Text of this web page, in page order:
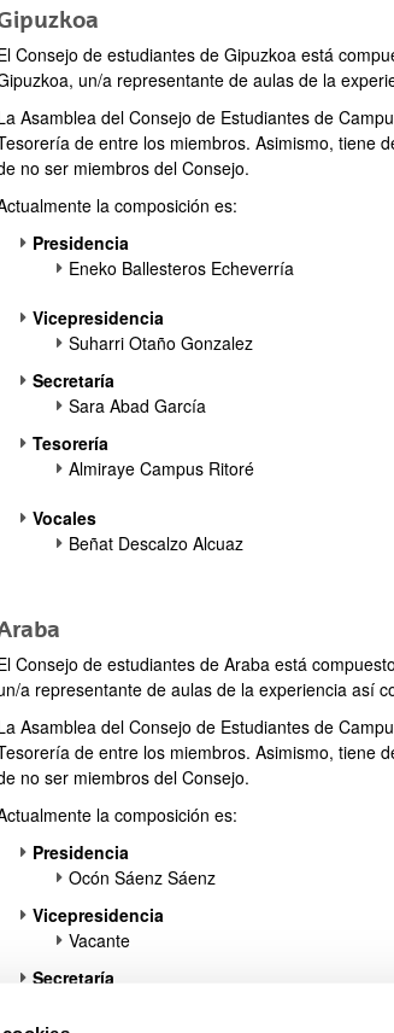
subpáginas
subpáginas
subpáginas
subpáginas
Consejo de estudiantes de Gipuzkoa está
un/a representante de aulas de la
Asamblea del Consejo de Estudiantes de
de entre los miembros. Asimismo, tiene
no ser miembros del Consejo.
la composición es:
Presidencia
Eneko Ballesteros Echeverría
Vicepresidencia
Suharri Otaño Gonzalez
Secretaría
Sara Abad García
Tesorería
Almiraye Campus Ritoré
Vocales
Beñat Descalzo Alcuaz
Consejo de estudiantes de Araba está
a representante de aulas de la experiencia así
Asamblea del Consejo de Estudiantes de
de entre los miembros. Asimismo, tiene
no ser miembros del Consejo.
la composición es:
Presidencia
Ocón Sáenz Sáenz
Vicepresidencia
Vacante
Secretaría